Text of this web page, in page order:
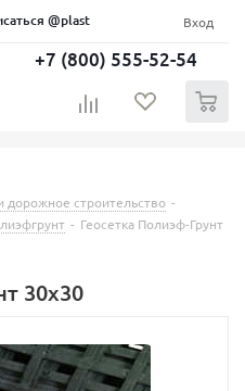
@plast Вход
+7 (800) 555-52-54
дорожное строительство -
- Геосетка Полиэф-Грунт
30х30